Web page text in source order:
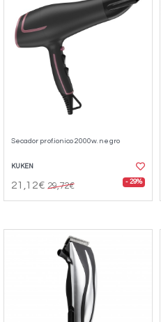
Secador prof.ionico 2000w. negro
KUKEN
21,12€ 29,72€ - 29%